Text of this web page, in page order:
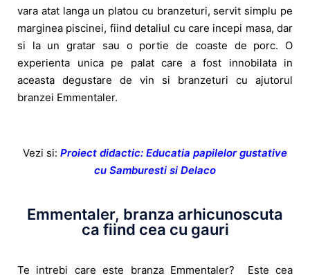
vara atat langa un platou cu branzeturi, servit simplu pe
marginea piscinei, fiind detaliul cu care incepi masa, dar
si la un gratar sau o portie de coaste de porc. O
experienta unica pe palat care a fost innobilata in
aceasta degustare de vin si branzeturi cu ajutorul
branzei Emmentaler.
Vezi si: Proiect didactic: Educatia papilelor gustative
cu Samburesti si Delaco
Emmentaler, branza arhicunoscuta
ca fiind cea cu gauri
Te intrebi care este branza Emmentaler? Este cea